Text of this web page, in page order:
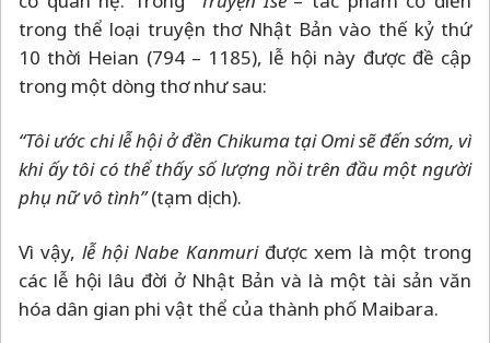
trong thể loại truyện thơ Nhật Bản vào thế kỷ thứ
10 thời Heian (794 – 1185), lễ hội này được đề cập
trong một dòng thơ như sau:
“Tôi ước chi lễ hội ở đền Chikuma tại Omi sẽ đến sớm, vì
khi ấy tôi có thể thấy số lượng nồi trên đầu một người
phụ nữ vô tình”(tạm dịch).
Vì vậy,lễ hội Nabe Kanmuriđược xem là một trong
các lễ hội lâu đời ở Nhật Bản và là một tài sản văn
hóa dân gian phi vật thể của thành phố Maibara.